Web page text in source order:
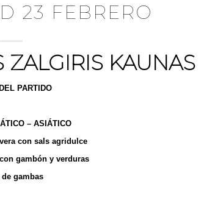
23 FEBRERO
KAUNAS
PARTIDO
– ASIÁTICO
con sals agridulce
gambón y verduras
de gambas